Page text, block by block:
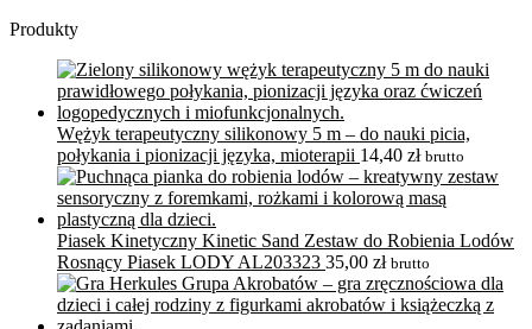
Produkty
Wężyk terapeutyczny silikonowy 5 m – do nauki picia,
połykania i pionizacji języka, mioterapii 14,40 zł brutto
Piasek Kinetyczny Kinetic Sand Zestaw do Robienia Lodów
Rosnący Piasek LODY AL203323 35,00 zł brutto